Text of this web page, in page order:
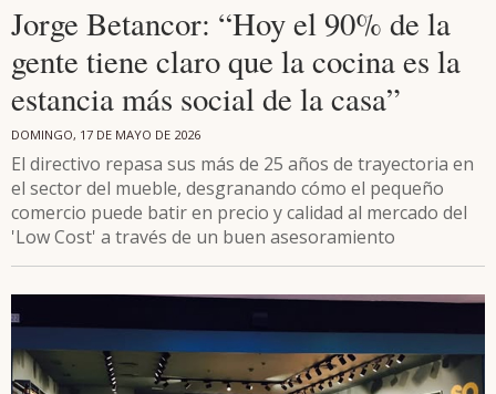
Jorge Betancor: “Hoy el 90% de la
gente tiene claro que la cocina es la
estancia más social de la casa”
DOMINGO, 17 DE MAYO DE 2026
El directivo repasa sus más de 25 años de trayectoria en
el sector del mueble, desgranando cómo el pequeño
comercio puede batir en precio y calidad al mercado del
'Low Cost' a través de un buen asesoramiento